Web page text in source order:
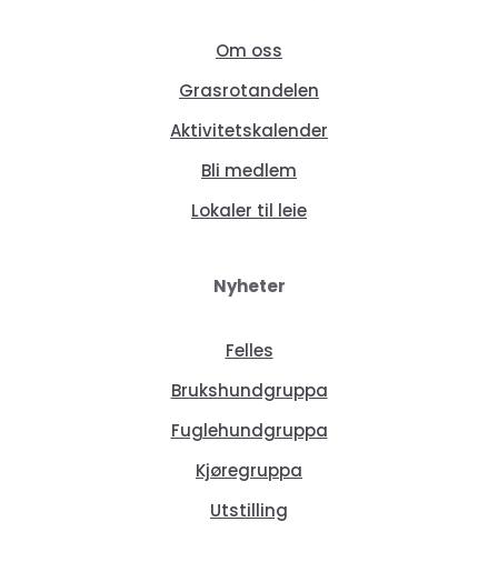
Om oss
Grasrotandelen
Aktivitetskalender
Bli medlem
Lokaler til leie
Nyheter
Felles
Brukshundgruppa
Fuglehundgruppa
Kjøregruppa
Utstilling